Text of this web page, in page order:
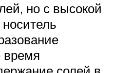
но с высокой
время